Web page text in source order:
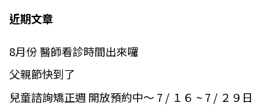
近期文章
8月份 醫師看診時間出來囉
父親節快到了
兒童諮詢矯正週 開放預約中～ 7 / １６ ~ 7 / ２９日